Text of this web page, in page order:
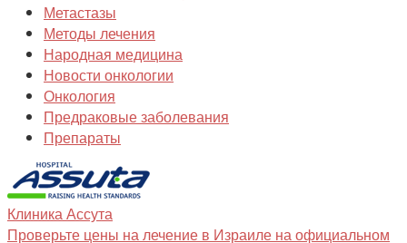
Метастазы
Методы лечения
Народная медицина
Новости онкологии
Онкология
Предраковые заболевания
Препараты
КлиникаАссута
Проверьте цены на лечение в Израиле на официальном